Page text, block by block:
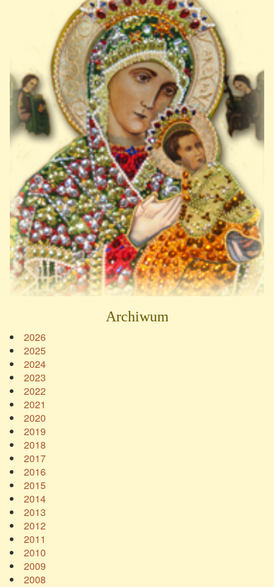
Archiwum
2026
2025
2024
2023
2022
2021
2020
2019
2018
2017
2016
2015
2014
2013
2012
2011
2010
2009
2008